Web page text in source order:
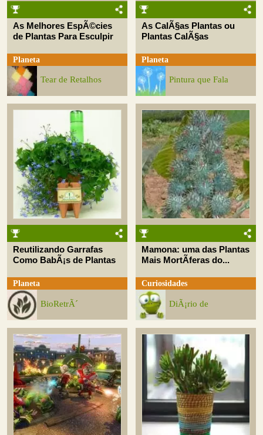
As Melhores EspÃ©cies
de Plantas Para Esculpir
Planeta
Tear de Retalhos
As CalÃ§as Plantas ou
Plantas CalÃ§as
Planeta
Pintura que Fala
Reutilizando Garrafas
Como BabÃ¡s de Plantas
Planeta
BioRetrÃ´
Mamona: uma das Plantas
Mais MortÃ­feras do...
Curiosidades
DiÃ¡rio de